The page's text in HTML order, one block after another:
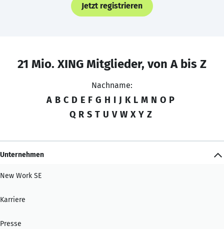
Jetzt registrieren
21 Mio. XING Mitglieder, von A bis Z
Nachname:
A B C D E F G H I J K L M N O P
Q R S T U V W X Y Z
Unternehmen
New Work SE
Karriere
Presse